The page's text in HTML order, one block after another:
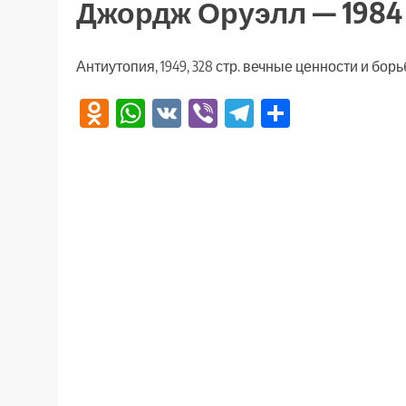
Джордж Оруэлл — 1984
Антиутопия, 1949, 328 стр. вечные ценности и
Odnoklassniki
WhatsApp
VK ViberTelegram